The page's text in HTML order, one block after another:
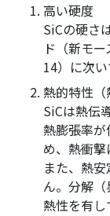
高い硬度
SiCの硬さ
ド（新モ
14）に次
熱的特性（
SiCは熱伝
熱膨張率
め、熱衝撃
また、熱
ん。分解
熱性を有し